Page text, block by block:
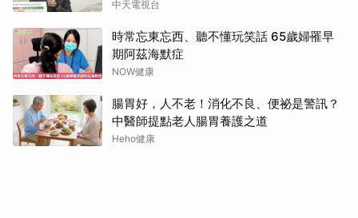
中天電視台
時常忘東忘西、聽不懂玩笑話 65歲婦罹早
期阿茲海默症
NOW健康
腸胃好，人不老！消化不良、便祕是警訊？
中醫師提點老人腸胃養護之道
Heho健康